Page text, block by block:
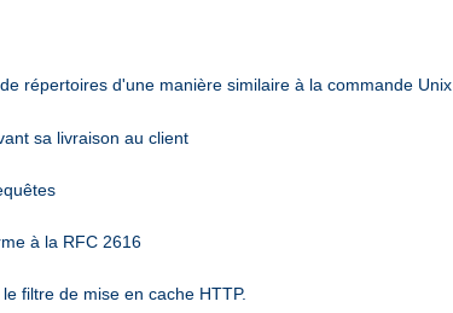
répertoires d'une manière similaire à la commande Unix
sa livraison au client
à la RFC 2616
filtre de mise en cache HTTP.